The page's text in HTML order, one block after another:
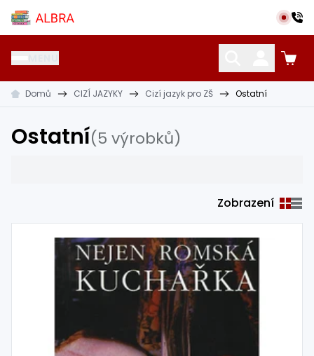
Přeskočit na hlavní obsah
Albra s.r.o.
CIZÍ JAZYKY
Domů CIZÍ JAZYKY Cizí jazyk pro ZŠ Ostatní
Ostatní(5 výrobků)
Zobrazení